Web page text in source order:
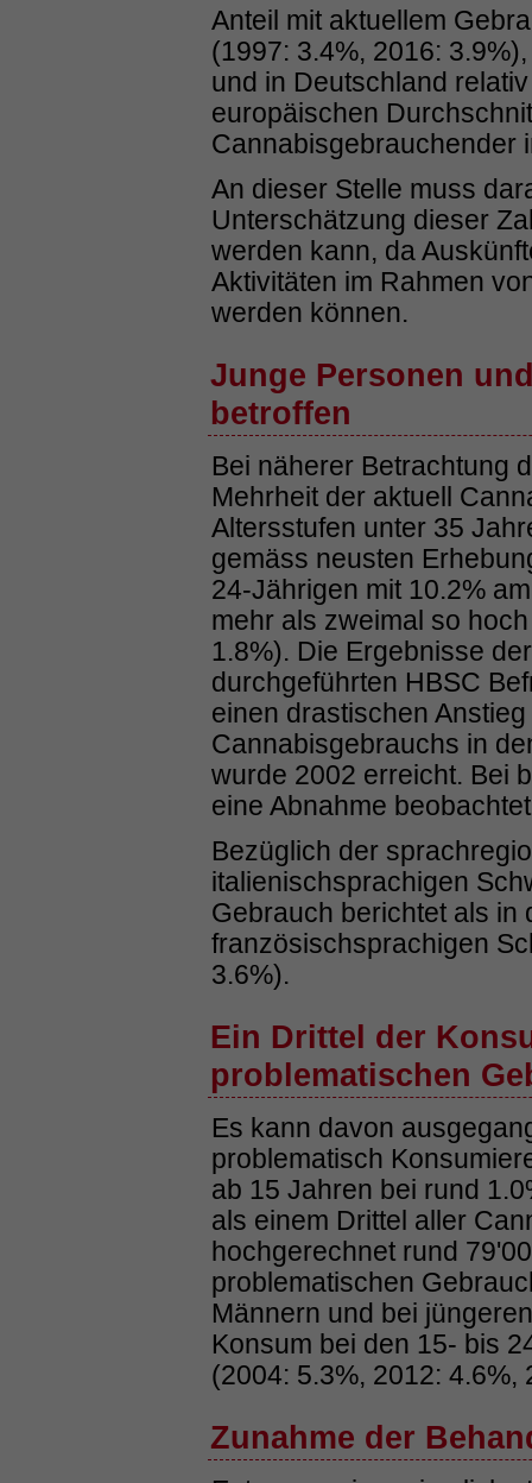
Anteil mit aktuellem
(1997: 3.4%, 2016:
und in Deutschland
europäischen
Cannabisgebrauchender
An dieser Stelle muss
Unterschätzung dieser
werden kann, da
Aktivitäten im Rahmen
werden können.
Junge Personen
betroffen
Bei näherer Betrachtung
Mehrheit der aktuell
Altersstufen unter 35
gemäss neusten
24-Jährigen mit 10.2%
mehr als zweimal so
1.8%). Die Ergebnisse
durchgeführten HBSC
einen drastischen
Cannabisgebrauchs in
wurde 2002 erreicht. Bei
eine Abnahme
Bezüglich der
italienischsprachigen
Gebrauch berichtet als in
französischsprachigen
3.6%).
Ein Drittel der
problematischen
Es kann davon
problematisch
ab 15 Jahren bei rund
als einem Drittel aller
hochgerechnet rund
problematischen
Männern und bei
Konsum bei den 15- bis
(2004: 5.3%, 2012: 4.6%,
Zunahme der